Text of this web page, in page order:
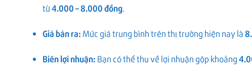
từ4.000 – 8.000 đồng.
Giá bán ra: Mức giá trung bình trên thị trường hiện nay là
Biên lợi nhuận: Bạn có thể thu về lợi nhuận gộp khoảng